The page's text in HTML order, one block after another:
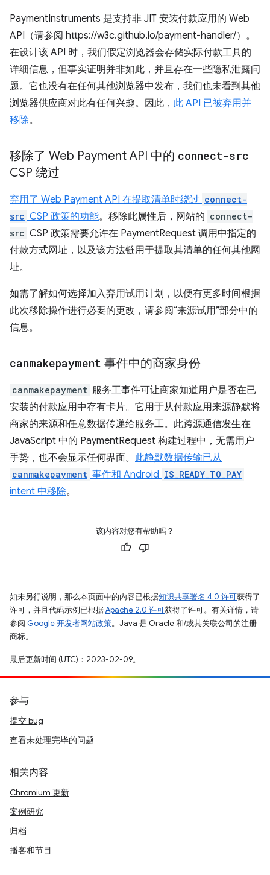
PaymentInstruments 是支持非 JIT 安装付款应用的 Web
API（请参阅 https://w3c.github.io/payment-handler/）。
在设计该 API 时，我们假定浏览器会存储实际付款工具的
详细信息，但事实证明并非如此，并且存在一些隐私泄露问
题。它也没有在任何其他浏览器中发布，我们也未看到其他
浏览器供应商对此有任何兴趣。因此， 此 API 已被弃用并
移除。
移除了 Web Payment API 中的 connect-src
CSP 绕过
弃用了 Web Payment API 在提取清单时绕过 connect-
src CSP 政策的功能。移除此属性后，网站的 connect-
src CSP 政策需要允许在 PaymentRequest 调用中指定的
付款方式网址，以及该方法链用于提取其清单的任何其他网
址。
如需了解如何选择加入弃用试用计划，以便有更多时间根据
此次移除操作进行必要的更改，请参阅“来源试用”部分中的
信息。
canmakepayment 事件中的商家身份
canmakepayment 服务工事件可让商家知道用户是否在已
安装的付款应用中存有卡片。它用于从付款应用来源静默将
商家的来源和任意数据传递给服务工。此跨源通信发生在
JavaScript 中的 PaymentRequest 构建过程中，无需用户
手势，也不会显示任何界面。 此静默数据传输已从
canmakepayment 事件和 Android IS_READY_TO_PAY
intent 中移除。
该内容对您有帮助吗？
如未另行说明，那么本页面中的内容已根据知识共享署名 4.0 许可获得了
许可，并且代码示例已根据Apache 2.0 许可获得了许可。有关详情，请
参阅 Google 开发者网站政策。Java 是 Oracle 和/或其关联公司的注册
商标。
最后更新时间 (UTC)：2023-02-09。
参与
提交 bug
查看未处理完毕的问题
相关内容
Chromium 更新
案例研究
归档
播客和节目